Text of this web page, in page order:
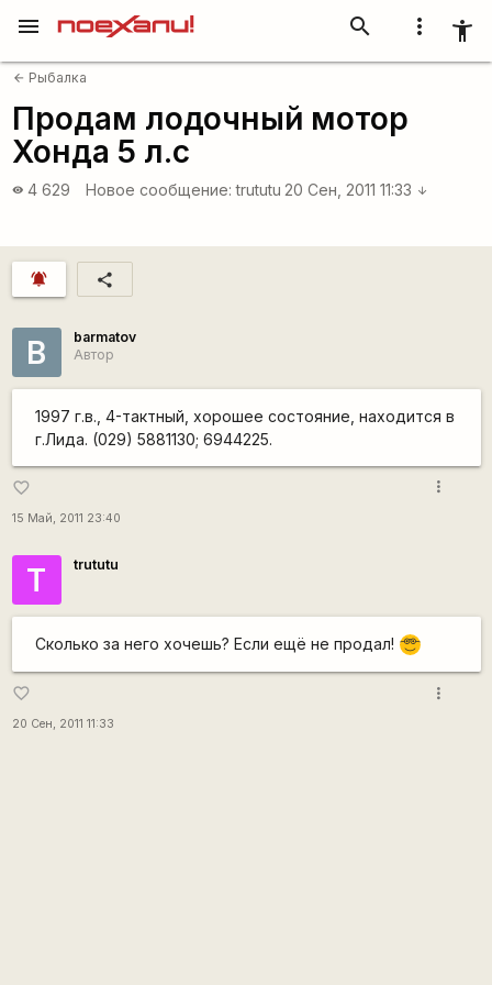
more_vert accessibility_new
search
menu
arrow_back Рыбалка
Продам лодочный мотор
Хонда 5 л.с
visibility 4 629 Новое сообщение: trututu 20 Сен, 2011 11:33 arrow_downward
notifications_active share
B
barmatov
Автор
1997 г.в., 4-тактный, хорошее состояние, находится в
г.Лида. (029) 5881130; 6944225.
favorite_border
15 Май, 2011 23:40
more_vert
T trututu
Cколько за него хочешь? Если ещё не продал! 8\
favorite_border
20 Сен, 2011 11:33
more_vert